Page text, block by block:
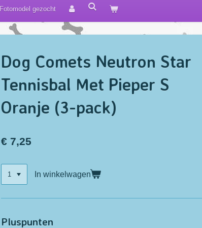
Fotomodel gezocht
Dog Comets Neutron Star
Tennisbal Met Pieper S
Oranje (3-pack)
€ 7,25
In winkelwagen
Pluspunten